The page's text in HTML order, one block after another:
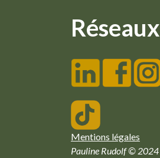
Réseaux
Mentions légales
Pauline Rudolf © 2024